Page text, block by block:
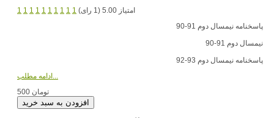
1 1 1 1 1 1 1 1 1 1
امتیاز 5.00 (1 رای)
پاسخنامه نیمسال دوم 91-90
نیمسال دوم 91-90
پاسخنامه نیمسال دوم 93-92
ادامه مطلب...
500 تومان